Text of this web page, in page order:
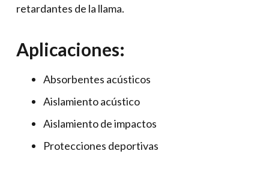
retardantes de la llama.
Aplicaciones:
Absorbentes acústicos
Aislamiento acústico
Aislamiento de impactos
Protecciones deportivas